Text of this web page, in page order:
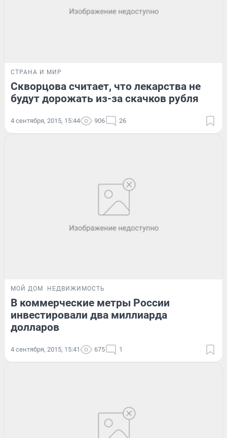
СТРАНА И МИР
Скворцова считает, что лекарства не
будут дорожать из-за скачков рубля
4 сентября, 2015, 15:44 906 26
МОЙ ДОМ НЕДВИЖИМОСТЬ
В коммерческие метры России
инвестировали два миллиарда
долларов
4 сентября, 2015, 15:41 675 1